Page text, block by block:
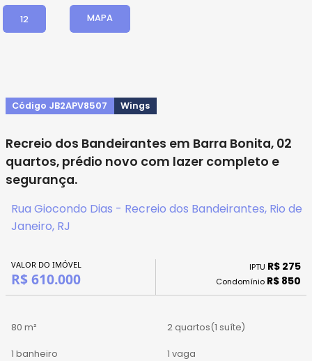
12 MAPA
Código JB2APV8507 Wings
Recreio dos Bandeirantes em Barra Bonita, 02
quartos, prédio novo com lazer completo e
segurança.
Rua Giocondo Dias - Recreio dos Bandeirantes, Rio de
Janeiro, RJ
VALOR DO IMÓVEL
R$ 610.000
IPTU R$ 275
Condomínio R$ 850
80 m² 2 quartos(1 suíte)
1 banheiro 1 vaga